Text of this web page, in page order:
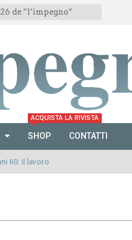
de “l’impegno”
SHOP
ACQUISTA LA RIVISTA
CONTATTI
60: il lavoro